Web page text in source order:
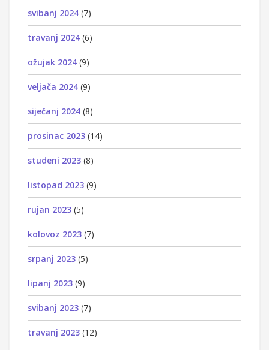
svibanj 2024 (7)
travanj 2024 (6)
ožujak 2024 (9)
veljača 2024 (9)
siječanj 2024 (8)
prosinac 2023 (14)
studeni 2023 (8)
listopad 2023 (9)
rujan 2023 (5)
kolovoz 2023 (7)
srpanj 2023 (5)
lipanj 2023 (9)
svibanj 2023 (7)
travanj 2023 (12)